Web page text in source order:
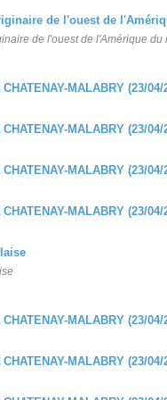
de l'ouest de l'Amérique du